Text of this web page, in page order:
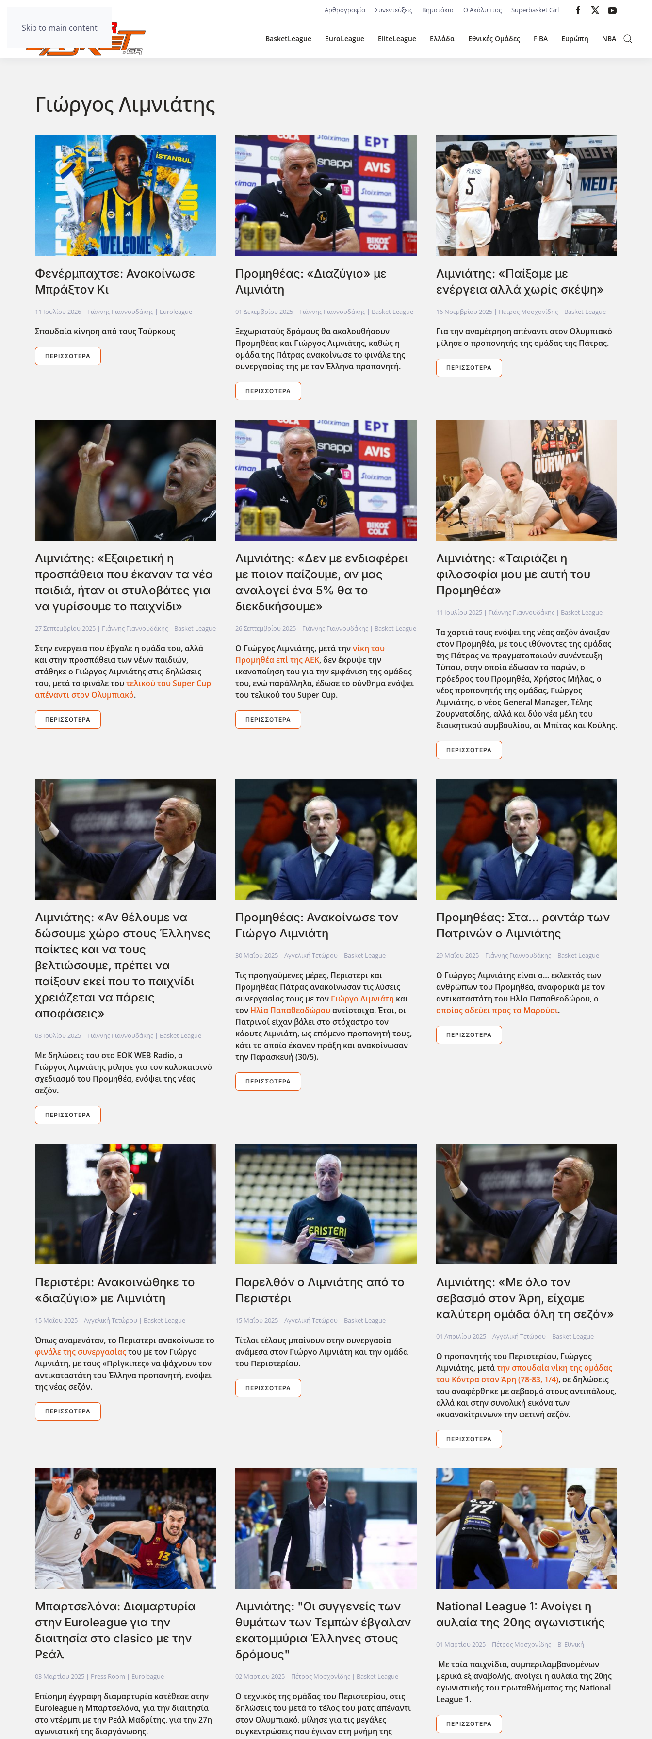
Skip to main content
Αρθρογραφία Συνεντεύξεις Βηματάκια Ο Ακάλυπτος Superbasket Girl
BasketLeague EuroLeague EliteLeague Ελλάδα Εθνικές Ομάδες FIBA Ευρώπη NBA
Γιώργος Λιμνιάτης
Φενέρμπαχτσε: Ανακοίνωσε
Μπράξτον Κι
11 Ιουλίου 2026 | Γιάννης Γιαννουδάκης | Euroleague
Σπουδαία κίνηση από τους Τούρκους
ΠΕΡΙΣΣΌΤΕΡΑ
Προμηθέας: «Διαζύγιο» με
Λιμνιάτη
01 Δεκεμβρίου 2025 | Γιάννης Γιαννουδάκης | Basket League
Ξεχωριστούς δρόμους θα ακολουθήσουν
Προμηθέας και Γιώργος Λιμνιάτης, καθώς η
ομάδα της Πάτρας ανακοίνωσε το φινάλε της
συνεργασίας της με τον Έλληνα προπονητή.
ΠΕΡΙΣΣΌΤΕΡΑ
Λιμνιάτης: «Παίξαμε με
ενέργεια αλλά χωρίς σκέψη»
16 Νοεμβρίου 2025| Πέτρος Μοσχονίδης | Basket League
Για την αναμέτρηση απέναντι στον Ολυμπιακό
μίλησε ο προπονητής της ομάδας της Πάτρας.
ΠΕΡΙΣΣΌΤΕΡΑ
Λιμνιάτης: «Εξαιρετική η
προσπάθεια που έκαναν τα νέα
παιδιά, ήταν οι στυλοβάτες για
να γυρίσουμε το παιχνίδι»
27 Σεπτεμβρίου 2025 | Γιάννης Γιαννουδάκης | Basket League
Στην ενέργεια που έβγαλε η ομάδα του, αλλά
και στην προσπάθεια των νέων παιδιών,
στάθηκε ο Γιώργος Λιμνιάτης στις δηλώσεις
του, μετά το φινάλε τουτελικού του Super Cup
απέναντι στον Ολυμπιακό.
ΠΕΡΙΣΣΌΤΕΡΑ
Λιμνιάτης: «Δεν με ενδιαφέρει
με ποιον παίζουμε, αν μας
αναλογεί ένα 5% θα το
διεκδικήσουμε»
26 Σεπτεμβρίου 2025 | Γιάννης Γιαννουδάκης | Basket League
Ο Γιώργος Λιμνιάτης, μετά τηννίκη του
Προμηθέα επί της ΑΕΚ, δεν έκρυψε την
ικανοποίηση του για την εμφάνιση της ομάδας
του, ενώ παράλληλα, έδωσε το σύνθημα ενόψει
του τελικού του Super Cup.
ΠΕΡΙΣΣΌΤΕΡΑ
Λιμνιάτης: «Ταιριάζει η
φιλοσοφία μου με αυτή του
Προμηθέα»
11 Ιουλίου 2025| Γιάννης Γιαννουδάκης | Basket League
Τα χαρτιά τους ενόψει της νέας σεζόν άνοιξαν
στον Προμηθέα, με τους ιθύνοντες της ομάδας
της Πάτρας να πραγματοποιούν συνέντευξη
Τύπου, στην οποία έδωσαν το παρών, ο
πρόεδρος του Προμηθέα, Χρήστος Μήλας, ο
νέος προπονητής της ομάδας, Γιώργος
Λιμνιάτης, ο νέος GeneralManager, Τέλης
Ζουρνατσίδης, αλλά και δύο νέα μέλη του
διοικητικού συμβουλίου, οι Μπίτας και Κούλης.
ΠΕΡΙΣΣΌΤΕΡΑ
Λιμνιάτης: «Αν θέλουμε να
δώσουμε χώρο στους Έλληνες
παίκτες και να τους
βελτιώσουμε, πρέπει να
παίξουν εκεί που το παιχνίδι
χρειάζεται να πάρεις
αποφάσεις»
03 Ιουλίου 2025 | Γιάννης Γιαννουδάκης | Basket League
Με δηλώσεις του στο EOKWEB Radio, ο
Γιώργος Λιμνιάτης μίλησε για τον καλοκαιρινό
σχεδιασμό του Προμηθέα, ενόψει της νέας
σεζόν.
ΠΕΡΙΣΣΌΤΕΡΑ
Προμηθέας: Ανακοίνωσε τον
Γιώργο Λιμνιάτη
30 Μαΐου 2025 | Αγγελική Τετώρου | Basket League
Τις προηγούμενες μέρες, Περιστέρι και
Προμηθέας Πάτρας ανακοίνωσαν τις λύσεις
συνεργασίας τους με τον Γιώργο Λιμνιάτη και
τον Ηλία Παπαθεοδώρουαντίστοιχα. Έτσι, οι
Πατρινοί είχαν βάλει στο στόχαστρο τον
κόουτς Λιμνιάτη, ως επόμενο προπονητή τους,
κάτι το οποίο έκαναν πράξη και ανακοίνωσαν
την Παρασκευή (30/5).
ΠΕΡΙΣΣΌΤΕΡΑ
Προμηθέας: Στα… ραντάρ των
Πατρινών ο Λιμνιάτης
29 Μαΐου 2025| Γιάννης Γιαννουδάκης | Basket League
Ο Γιώργος Λιμνιάτης είναι ο… εκλεκτός των
ανθρώπων του Προμηθέα, αναφορικά με τον
αντικαταστάτη του Ηλία Παπαθεοδώρου, ο
οποίος οδεύει προς το Μαρούσι.
ΠΕΡΙΣΣΌΤΕΡΑ
Περιστέρι: Ανακοινώθηκε το
«διαζύγιο» με Λιμνιάτη
15 Μαΐου 2025 | Αγγελική Τετώρου | Basket League
Όπως αναμενόταν, το Περιστέρι ανακοίνωσε το
φινάλε της συνεργασίαςτου με τον Γιώργο
Λιμνιάτη, με τους «Πρίγκιπες» να ψάχνουν τον
αντικαταστάτη του Έλληνα προπονητή, ενόψει
της νέας σεζόν.
ΠΕΡΙΣΣΌΤΕΡΑ
Παρελθόν ο Λιμνιάτης από το
Περιστέρι
15 Μαΐου 2025 | Αγγελική Τετώρου | Basket League
Τίτλοι τέλους μπαίνουν στην συνεργασία
ανάμεσα στον Γιώργο Λιμνιάτη και την ομάδα
του Περιστερίου.
ΠΕΡΙΣΣΌΤΕΡΑ
Λιμνιάτης: «Με όλο τον
σεβασμό στον Άρη, είχαμε
καλύτερη ομάδα όλη τη σεζόν»
01 Απριλίου 2025| Αγγελική Τετώρου | Basket League
Ο προπονητής του Περιστερίου, Γιώργος
Λιμνιάτης, μετάτην σπουδαία νίκη της ομάδας
του Κόντρα στον Άρη (78-83, 1/4), σε δηλώσεις
του αναφέρθηκε με σεβασμό στους αντιπάλους,
αλλά και στην συνολική εικόνα των
«κυανοκίτρινων» την φετινή σεζόν.
ΠΕΡΙΣΣΌΤΕΡΑ
Μπαρτσελόνα: Διαμαρτυρία
στην Euroleague για την
διαιτησία στο clasico με την
Ρεάλ
03 Μαρτίου 2025 | Press Room | Euroleague
Eπίσημη έγγραφη διαμαρτυρία κατέθεσε στην
Euroleague η Μπαρτσελόνα, για την διαιτησία
στο ντέρμπι με την Ρεάλ Μαδρίτης, για την 27η
αγωνιστική της διοργάνωσης.
Λιμνιάτης: "Οι συγγενείς των
θυμάτων των Τεμπών έβγαλαν
εκατομμύρια Έλληνες στους
δρόμους"
02 Μαρτίου 2025 | Πέτρος Μοσχονίδης | Basket League
Ο τεχνικός της ομάδας του Περιστερίου, στις
δηλώσεις του μετά το τέλος του ματς απέναντι
στον Ολυμπιακό, μίλησε για τις μεγάλες
συγκεντρώσεις που έγιναν στη μνήμη της
National League 1: Ανοίγει η
αυλαία της 20ης αγωνιστικής
01 Μαρτίου 2025| Πέτρος Μοσχονίδης | Β' Εθνική
Με τρία παιχνίδια, συμπεριλαμβανομένων
μερικά εξ αναβολής, ανοίγει η αυλαία της 20ης
αγωνιστικής του πρωταθλήματος της National
League 1.
ΠΕΡΙΣΣΌΤΕΡΑ